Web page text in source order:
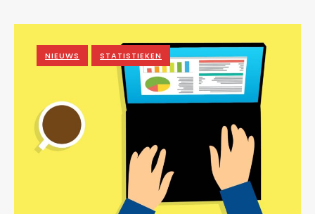
NIEUWS STATISTIEKEN